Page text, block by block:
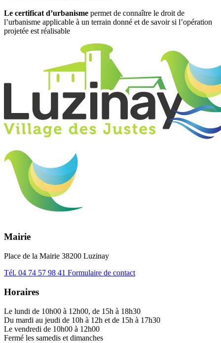
Le certificat d’urbanisme permet de connaître le droit de
l’urbanisme applicable à un terrain donné et de savoir si l’opération
projetée est réalisable
Mairie
Place de la Mairie 38200 Luzinay
Tél. 04 74 57 98 41 Formulaire de contact
Horaires
Le lundi de 10h00 à 12h00, de 15h à 18h30
Du mardi au jeudi de 10h à 12h et de 15h à 17h30
Le vendredi de 10h00 à 12h00
Fermé les samedis et dimanches